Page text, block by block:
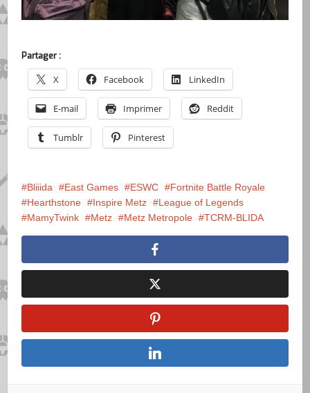
Partager :
X Facebook LinkedIn
E-mail Imprimer Reddit
Tumblr Pinterest
Bliiida East Games ESWC
Fortnite Battle Royale
Hearthstone
Inspire Metz
League of Legends
MamyTwink
Metz Metz Metropole TCRM-BLIDA